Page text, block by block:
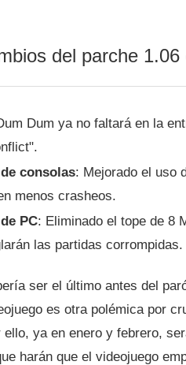
del parche
Dum ya no faltará en la
consolas: Mejorado el uso
menos crasheos.
PC: Eliminado el tope de 8
las partidas corrompidas.
ser el último antes del
es otra polémica por
ello, ya en enero y febrero,
harán que el videojuego